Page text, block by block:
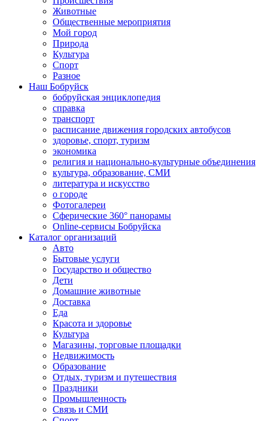
Животные
Общественные мероприятия
Мой город
Природа
Культура
Спорт
Разное
Наш Бобруйск
бобруйская энциклопедия
справка
транспорт
расписание движения городских автобусов
здоровье, спорт, туризм
экономика
религия и национально-культурные объединения
культура, образование, СМИ
литература и искусство
о городе
Фотогалереи
Сферические 360° панорамы
Online-сервисы Бобруйска
Каталог организаций
Авто
Бытовые услуги
Государство и общество
Дети
Домашние животные
Доставка
Еда
Красота и здоровье
Культура
Магазины, торговые площадки
Недвижимость
Образование
Отдых, туризм и путешествия
Праздники
Промышленность
Связь и СМИ